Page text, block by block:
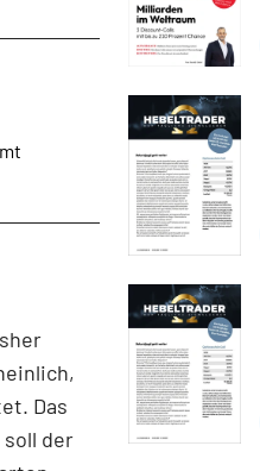
Das
soll der